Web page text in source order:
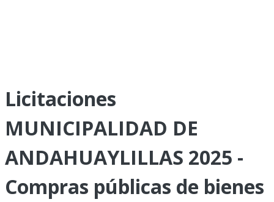
Licitaciones
MUNICIPALIDAD DE
ANDAHUAYLILLAS 2025 -
Compras públicas de bienes